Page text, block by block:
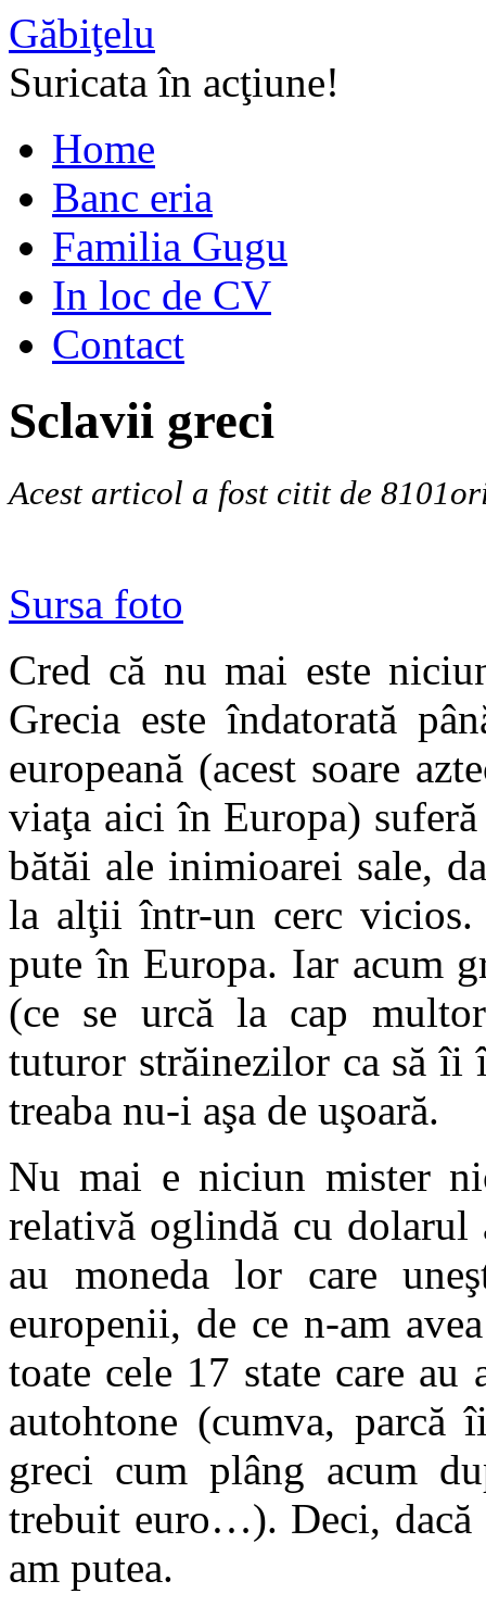
Găbiţelu
Suricata în acţiune!
Home
Banc eria
Familia Gugu
In loc de CV
Contact
Sclavii greci
Acest articol a fost citit de
Sursa foto
Cred că nu mai este
Grecia este îndatorată
europeană (acest soare
viaţa aici în Europa)
bătăi ale inimioarei sale,
la alţii într-un cerc vicios.
pute în Europa. Iar acum
(ce se urcă la cap
tuturor străinezilor ca să îi
treaba nu-i aşa de uşoară.
Nu mai e niciun mister
relativă oglindă cu dolarul
au moneda lor care
europenii, de ce n-am
toate cele 17 state care
autohtone (cumva,
greci cum plâng acum
trebuit euro…). Deci, dacă
am putea.